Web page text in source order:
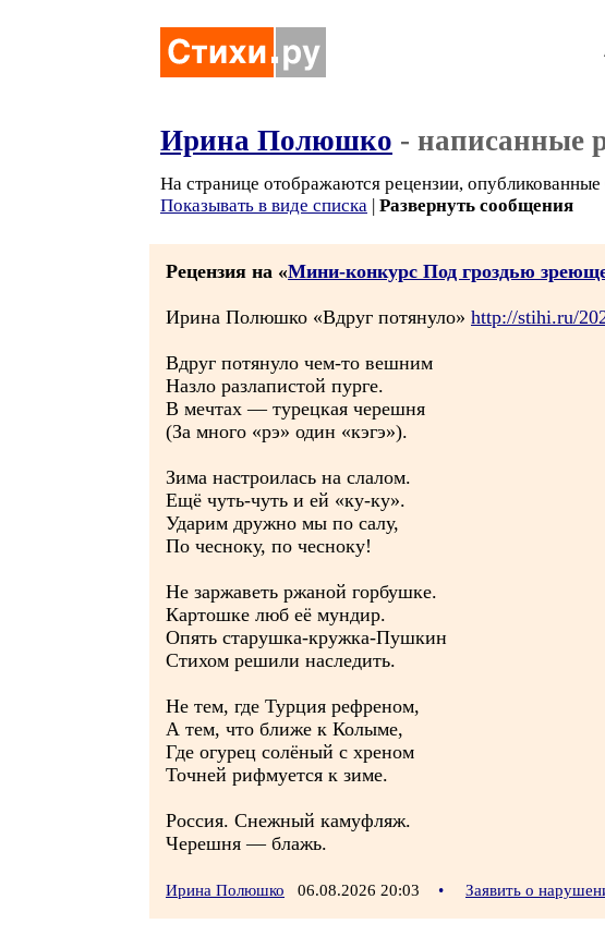
Ирина Полюшко - написанные
На странице отображаются рецензии,
Показывать в виде списка | Развернуть сообщения
Рецензия на «Мини-конкурс Под гроздью
Ирина Полюшко «Вдруг потянуло» http://stihi.ru/
Вдруг потянуло чем-то вешним
Назло разлапистой пурге.
В мечтах — турецкая черешня
(За много «рэ» один «кэгэ»).
Зима настроилась на слалом.
Ещё чуть-чуть и ей «ку-ку».
Ударим дружно мы по салу,
По чесноку, по чесноку!
Не заржаветь ржаной горбушке.
Картошке люб её мундир.
Опять старушка-кружка-Пушкин
Стихом решили наследить.
Не тем, где Турция рефреном,
А тем, что ближе к Колыме,
Где огурец солёный с хреном
Точней рифмуется к зиме.
Россия. Снежный камуфляж.
Черешня — блажь.
Ирина Полюшко 06.08.2026 20:03 • Заявить о